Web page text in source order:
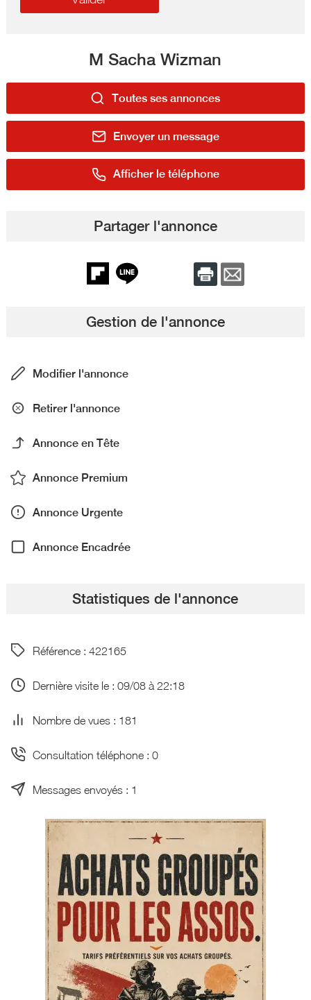
M Sacha Wizman
Toutes ses annonces
Envoyer un message
Afficher le téléphone
Partager l'annonce
Gestion de l'annonce
Modifier l'annonce
Retirer l'annonce
Annonce en Tête
Annonce Premium
Annonce Urgente
Annonce Encadrée
Statistiques de l'annonce
Référence : 422165
Dernière visite le : 09/08 à 22:18
Nombre de vues : 181
Consultation téléphone : 0
Messages envoyés : 1